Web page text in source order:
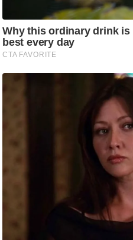
वु
ड
फि
ल्म
n